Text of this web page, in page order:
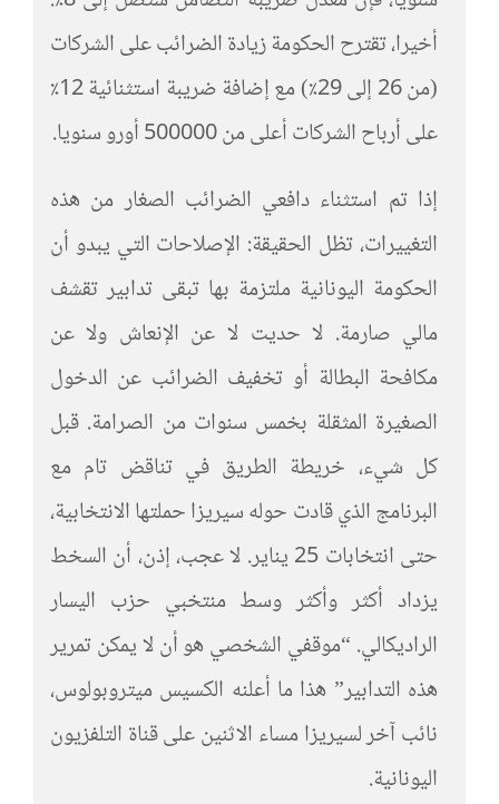
أخيرا، تقترح الحكومة زيادة الضرائب على الشركات
(من 26 إلى 29٪) مع إضافة ضريبة استثنائية 12٪
على أرباح الشركات أعلى من 500000 أورو سنويا.
إذا تم استثناء دافعي الضرائب الصغار من هذه
التغييرات، تظل الحقيقة: الإصلاحات التي يبدو أن
الحكومة اليونانية ملتزمة بها تبقى تدابير تقشف
مالي صارمة. لا حديت لا عن الإنعاش ولا عن
مكافحة البطالة أو تخفيف الضرائب عن الدخول
الصغيرة المثقلة بخمس سنوات من الصرامة. قبل
كل شيء، خريطة الطريق في تناقض تام مع
البرنامج الذي قادت حوله سيريزا حملتها الانتخابية،
حتى انتخابات 25 يناير. لا عجب، إذن، أن السخط
يزداد أكثر وأكثر وسط منتخبي حزب اليسار
الراديكالي. “موقفي الشخصي هو أن لا يمكن تمرير
هذه التدابير” هذا ما أعلنه الكسيس ميتروبولوس،
نائب آخر لسيريزا مساء الاثنين على قناة التلفزيون
اليونانية.